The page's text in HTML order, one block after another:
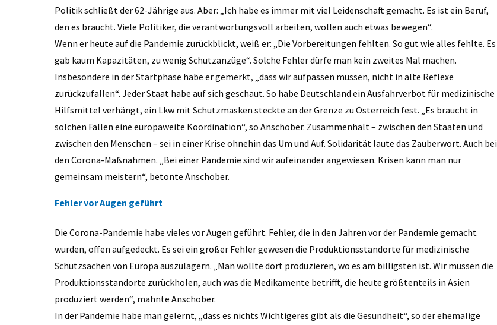
Politik schließt der 62-Jährige aus. Aber: „Ich habe es immer mit viel Leidenschaft gemacht. Es ist ein Beruf,
den es braucht. Viele Politiker, die verantwortungsvoll arbeiten, wollen auch etwas bewegen“.
Wenn er heute auf die Pandemie zurückblickt, weiß er: „Die Vorbereitungen fehlten. So gut wie alles fehlte. Es
gab kaum Kapazitäten, zu wenig Schutzanzüge“. Solche Fehler dürfe man kein zweites Mal machen.
Insbesondere in der Startphase habe er gemerkt, „dass wir aufpassen müssen, nicht in alte Reflexe
zurückzufallen“. Jeder Staat habe auf sich geschaut. So habe Deutschland ein Ausfahrverbot für medizinische
Hilfsmittel verhängt, ein Lkw mit Schutzmasken steckte an der Grenze zu Österreich fest. „Es braucht in
solchen Fällen eine europaweite Koordination“, so Anschober. Zusammenhalt – zwischen den Staaten und
zwischen den Menschen – sei in einer Krise ohnehin das Um und Auf. Solidarität laute das Zauberwort. Auch bei
den Corona-Maßnahmen. „Bei einer Pandemie sind wir aufeinander angewiesen. Krisen kann man nur
gemeinsam meistern“, betonte Anschober.
Fehler vor Augen geführt
Die Corona-Pandemie habe vieles vor Augen geführt. Fehler, die in den Jahren vor der Pandemie gemacht
wurden, offen aufgedeckt. Es sei ein großer Fehler gewesen die Produktionsstandorte für medizinische
Schutzsachen von Europa auszulagern. „Man wollte dort produzieren, wo es am billigsten ist. Wir müssen die
Produktionsstandorte zurückholen, auch was die Medikamente betrifft, die heute größtenteils in Asien
produziert werden“, mahnte Anschober.
In der Pandemie habe man gelernt, „dass es nichts Wichtigeres gibt als die Gesundheit“, so der ehemalige